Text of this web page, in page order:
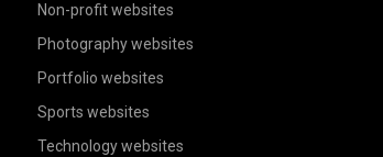
Non-profit websites
Photography websites
Portfolio websites
Sports websites
Technology websites